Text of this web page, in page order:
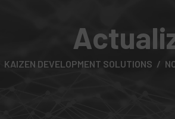
KAIZEN DEVELOPMENT SOLUTIONS